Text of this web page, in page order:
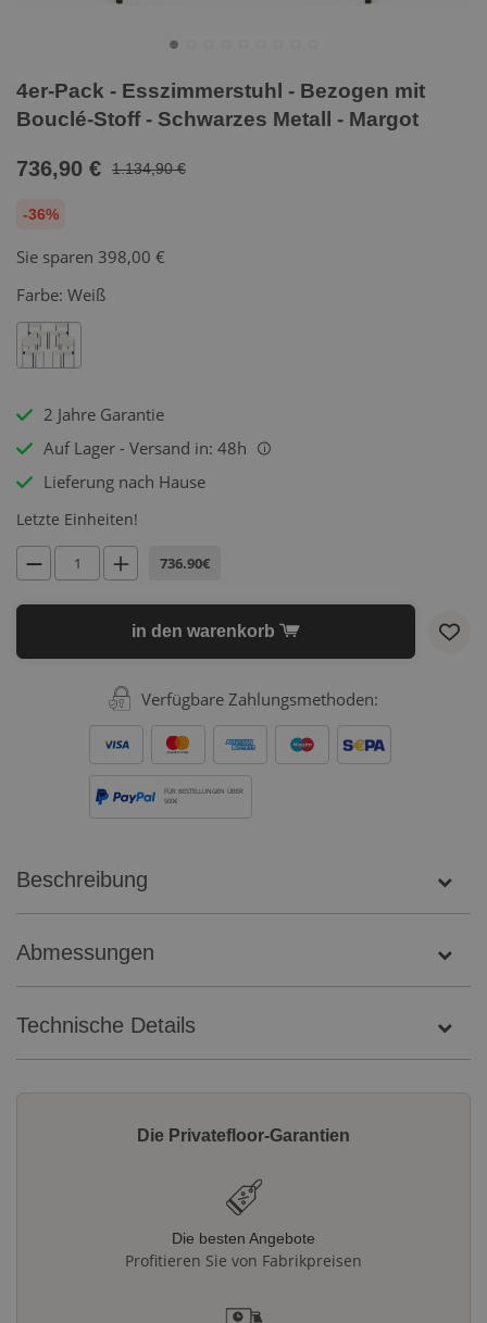
4er-Pack - Esszimmerstuhl - Bezogen mit
Bouclé-Stoff - Schwarzes Metall - Margot
736,90 € 1.134,90 €
-36%
Sie sparen 398,00 €
Farbe: Weiß
2 Jahre Garantie
Auf Lager - Versand in: 48h
i
Lieferung nach Hause
Letzte Einheiten!
736.90€
in den warenkorb
Verfügbare Zahlungsmethoden:
FÜR BESTELLUNGEN ÜBER
500€
Beschreibung
Abmessungen
Technische Details
Die Privatefloor-Garantien
Die besten Angebote
Profitieren Sie von Fabrikpreisen